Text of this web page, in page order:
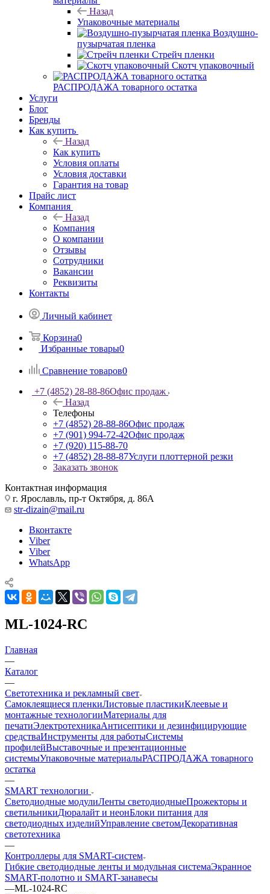
Назад
Упаковочные материалы
Воздушно-
пузырчатая пленка
Стрейч пленки
Скотч упаковочный
РАСПРОДАЖА товарного остатка
Услуги
Блог
Бренды
Как купить
Назад
Как купить
Условия оплаты
Условия доставки
Гарантия на товар
Прайс лист
Компания
Назад
Компания
О компании
Отзывы
Сотрудники
Вакансии
Реквизиты
Контакты
Личный кабинет
Корзина0
Избранные товары0
Сравнение товаров0
+7 (4852) 28-88-86Офис продаж
Назад
Телефоны
+7 (4852) 28-88-86Офис продаж
+7 (901) 994-72-42Офис продаж
+7 (920) 115-88-70
+7 (4852) 28-88-87Услуги плоттерной резки
Заказать звонок
Контактная информация
г. Ярославль, пр-т Октября, д. 86А
str-dizain@mail.ru
Вконтакте
Viber
Viber
WhatsApp
ML-1024-RC
Главная
—
Каталог
—
Светотехника и рекламный свет
Самоклеящиеся пленкиЛистовые пластикиКлеевые и
монтажные технологииМатериалы для
печатиЭлектротехникаАнтисептики и дезинфицирующие
средстваИнструменты для работыСистемы
профилейВыставочные и презентационные
системыУпаковочные материалыРАСПРОДАЖА товарного
остатка
—
SMART технологии
Светодиодные модулиЛенты светодиодныеПрожекторы и
светильникиДюралайт и неонБлоки питания для
светодиодных изделийУправление светомДекоративная
светотехника
—
Контроллеры для SMART-систем
Гибкие светодиодные ленты и модульная системаЭкранное
SMART-полотно и SMART-занавесы
—ML-1024-RC